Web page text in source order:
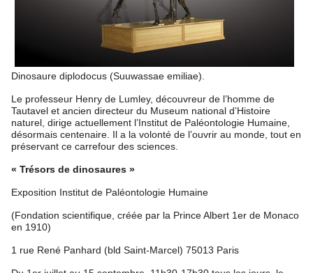
Dinosaure diplodocus (Suuwassae emiliae).
Le professeur Henry de Lumley, découvreur de l’homme de
Tautavel et ancien directeur du Museum national d’Histoire
naturel, dirige actuellement l’Institut de Paléontologie Humaine,
désormais centenaire. Il a la volonté de l’ouvrir au monde, tout en
préservant ce carrefour des sciences.
« Trésors de dinosaures »
Exposition Institut de Paléontologie Humaine
(Fondation scientifique, créée par la Prince Albert 1er de Monaco
en 1910)
1 rue René Panhard (bld Saint-Marcel) 75013 Paris